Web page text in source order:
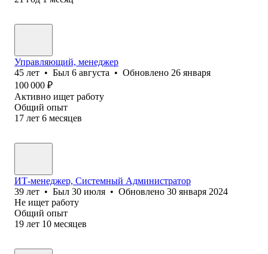
Управляющий, менеджер
45 лет • Был 6 августа • Обновлено 26 января
100 000 ₽
Активно ищет работу
Общий опыт
17 лет 6 месяцев
ИТ-менеджер, Системный Администратор
39 лет • Был 30 июля • Обновлено 30 января 2024
Не ищет работу
Общий опыт
19 лет 10 месяцев